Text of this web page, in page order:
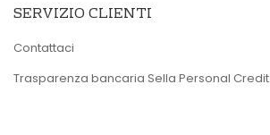
SERVIZIO CLIENTI
Contattaci
Trasparenza bancaria Sella Personal Credit